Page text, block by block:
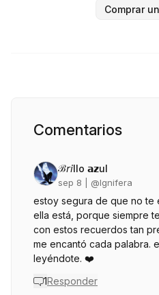
Comprar
Comentarios
ℬ𝘳𝘪llo 𝗮𝘇ul
sep 8 | @lgnifera
estoy segura de que no te
ella está, porque siempre
con estos recuerdos tan
me encantó cada palabra.
leyéndote. ❤️
1Responder